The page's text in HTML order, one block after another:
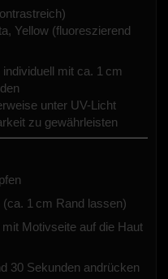
Yellow (fluoreszierend
mit ca. 1 cm
unter UV-Licht
zu gewährleisten
1 cm Rand lassen)
Motivseite auf die Haut
30 Sekunden andrücken